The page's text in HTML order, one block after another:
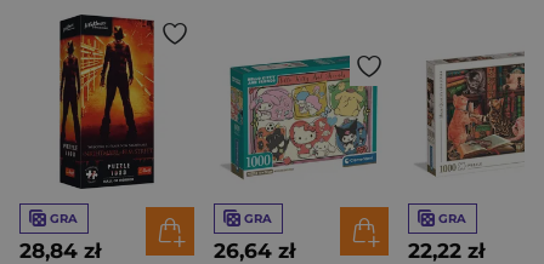
GRA
28,84 zł
GRA
26,64 zł
GRA
22,22 zł